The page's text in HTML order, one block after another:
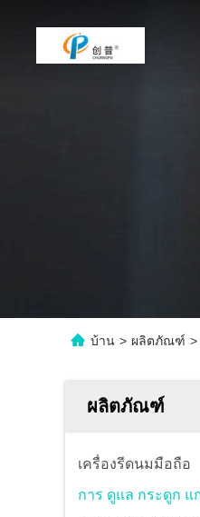
บ้าน > ผลิตภัณฑ์ >
ผลิตภัณฑ์
เครื่องรีดนมมือถือ
การ ดูแล กระดูก แ